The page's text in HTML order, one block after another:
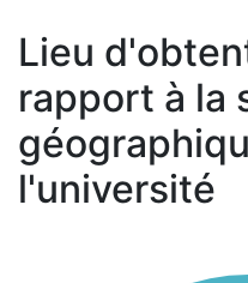
Lieu
rapport à la
l'université